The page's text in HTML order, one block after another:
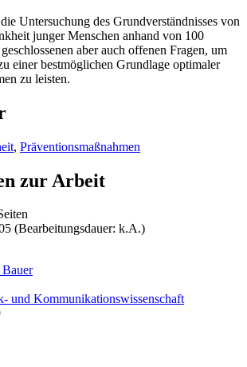
Untersuchung des Grundverständnisses von
junger Menschen anhand von 100
aber auch offenen Fragen, um
einer bestmöglichen Grundlage optimaler
zu leisten.
, Präventionsmaßnahmen
zur Arbeit
(Bearbeitungsdauer: k.A.)
und Kommunikationswissenschaft